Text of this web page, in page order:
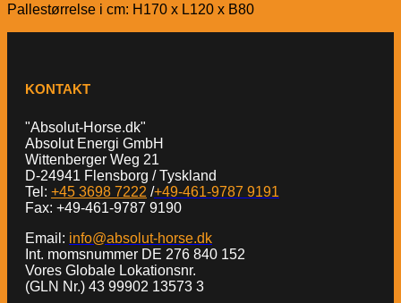
Pallestørrelse i cm: H170 x L120 x B80
KONTAKT
"Absolut-Horse.dk"
Absolut Energi GmbH
Wittenberger Weg 21
D-24941 Flensborg / Tyskland
Tel: +45 3698 7222 /+49-461-9787 9191
Fax: +49-461-9787 9190
Email: info@absolut-horse.dk
Int. momsnummer DE 276 840 152
Vores Globale Lokationsnr.
(GLN Nr.) 43 99902 13573 3